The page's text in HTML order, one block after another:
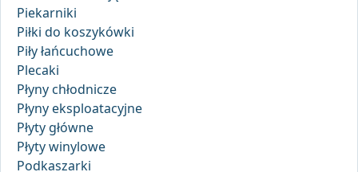
Piekarniki
Piłki do koszykówki
Piły łańcuchowe
Plecaki
Płyny chłodnicze
Płyny eksploatacyjne
Płyty główne
Płyty winylowe
Podkaszarki